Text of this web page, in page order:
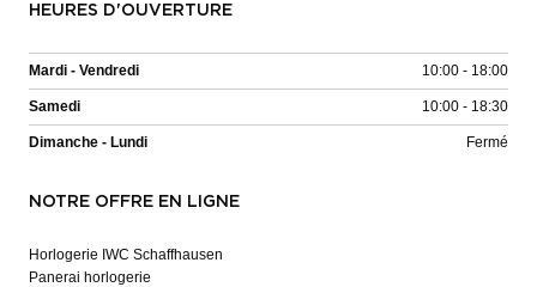
HEURES D'OUVERTURE
Mardi - Vendredi 10:00 - 18:00
Samedi 10:00 - 18:30
Dimanche - Lundi Fermé
NOTRE OFFRE EN LIGNE
Horlogerie IWC Schaffhausen
Panerai horlogerie